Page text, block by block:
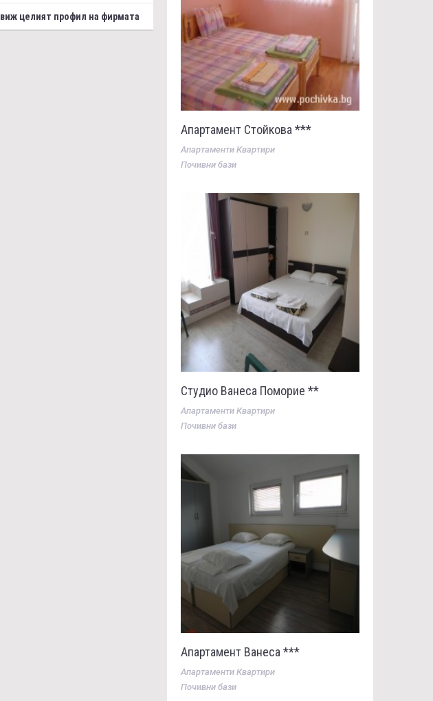
виж целият профил на фирмата
Апартамент Стойкова ***
Апартаменти Квартири
Почивни бази
Студио Ванеса Поморие **
Апартаменти Квартири
Почивни бази
Апартамент Ванеса ***
Апартаменти Квартири
Почивни бази